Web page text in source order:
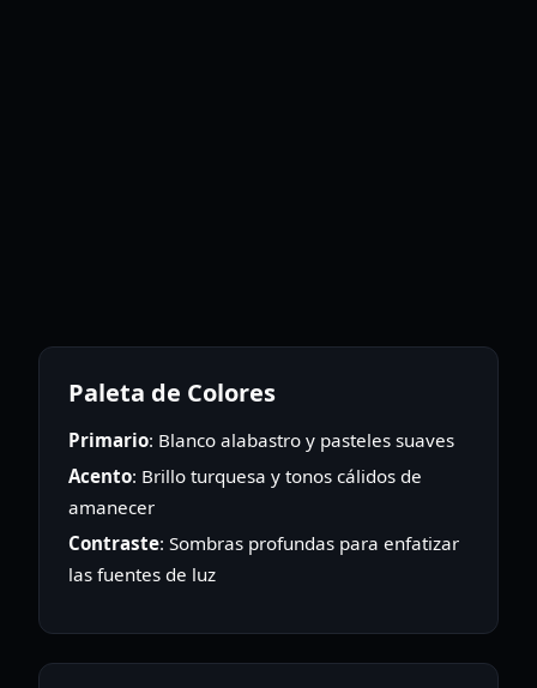
Paleta de Colores
Primario: Blanco alabastro y pasteles suaves
Acento: Brillo turquesa y tonos cálidos de
amanecer
Contraste: Sombras profundas para enfatizar
las fuentes de luz